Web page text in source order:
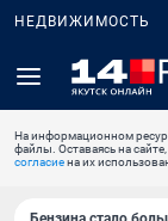
НЕДВИЖИМОСТЬ
На информационном
файлы. Оставаясь на
согласиена их